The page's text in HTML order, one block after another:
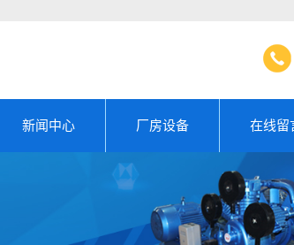
新闻中心 厂房设备 在线留